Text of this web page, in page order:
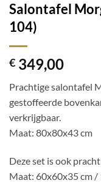
Salontafel
104)
€ 349,00
Prachtige salontafel
gestoffeerde
verkrijgbaar.
Maat: 80x80x43 cm
Deze set is ook
Maat: 60x60x35 cm /